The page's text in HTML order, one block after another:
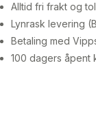
Alltid fri frakt og
Lynrask levering
Betaling med
100 dagers åpent